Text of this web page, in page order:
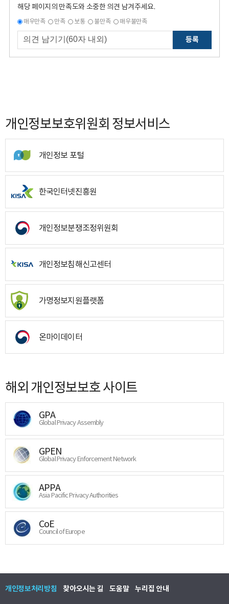
해당 페이지의 만족도와 소중한 의견 남겨주세요.
매우만족 만족 보통 불만족 매우불만족
등록
개인정보보호위원회 정보서비스
개인정보 포털
한국인터넷진흥원
개인정보분쟁조정위원회
개인정보침해신고센터
가명정보지원플랫폼
온마이데이터
해외 개인정보보호 사이트
GPA
Global Privacy Assembly
GPEN
Global Privacy Enforcement Network
APPA
Asia Pacific Privacy Authorities
CoE
Council of Europe
개인정보처리방침 찾아오시는 길 도움말 누리집 안내